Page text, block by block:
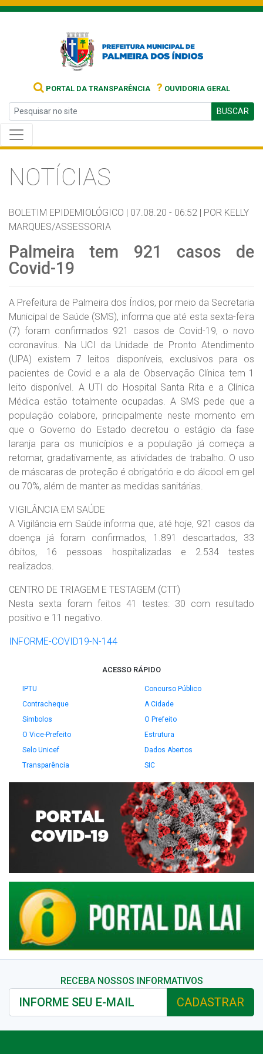
PORTAL DA TRANSPARÊNCIA ? OUVIDORIA GERAL
BUSCAR
NOTÍCIAS
BOLETIM EPIDEMIOLÓGICO | 07.08.20 - 06:52 | POR KELLY
MARQUES/ASSESSORIA
Palmeira tem 921 casos de
Covid-19
A Prefeitura de Palmeira dos Índios, por meio da Secretaria
Municipal de Saúde (SMS), informa que até esta sexta-feira
(7) foram confirmados 921 casos de Covid-19, o novo
coronavírus. Na UCI da Unidade de Pronto Atendimento
(UPA) existem 7 leitos disponíveis, exclusivos para os
pacientes de Covid e a ala de Observação Clínica tem 1
leito disponível. A UTI do Hospital Santa Rita e a Clínica
Médica estão totalmente ocupadas. A SMS pede que a
população colabore, principalmente neste momento em
que o Governo do Estado decretou o estágio da fase
laranja para os municípios e a população já começa a
retomar, gradativamente, as atividades de trabalho. O uso
de máscaras de proteção é obrigatório e do álcool em gel
ou 70%, além de manter as medidas sanitárias.
VIGILÂNCIA EM SAÚDE
A Vigilância em Saúde informa que, até hoje, 921 casos da
doença já foram confirmados, 1.891 descartados, 33
óbitos, 16 pessoas hospitalizadas e 2.534 testes
realizados.
CENTRO DE TRIAGEM E TESTAGEM (CTT)
Nesta sexta foram feitos 41 testes: 30 com resultado
positivo e 11 negativo.
INFORME-COVID19-N-144
ACESSO RÁPIDO
IPTU
Concurso Público
Contracheque
A Cidade
Símbolos
O Prefeito
O Vice-Prefeito
Estrutura
Selo Unicef
Dados Abertos
Transparência
SIC
RECEBA NOSSOS INFORMATIVOS
CADASTRAR